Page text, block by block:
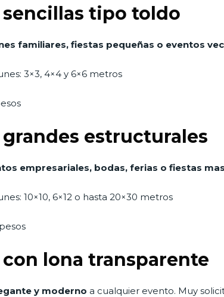
sencillas tipo toldo
familiares, fiestas pequeñas o eventos
3×3, 4×4 y 6×6 metros
grandes estructurales
empresariales, bodas, ferias o fiestas
10×10, 6×12 o hasta 20×30 metros
con lona transparente
y moderno a cualquier evento. Muy